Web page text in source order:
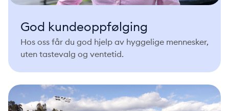
God kundeoppfølging
Hos oss får du god hjelp av hyggelige mennesker,
uten tastevalg og ventetid.